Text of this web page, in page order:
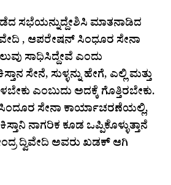
ಸಭೆಯನ್ನುದ್ದೇಶಿಸಿ ಮಾತನಾಡಿದ
, ಆಪರೇಷನ್‌ ಸಿಂಧೂರ ಸೇನಾ
ಸಾಧಿಸಿದ್ದೇವೆ ಎಂದು
ಸೇನೆ, ಸುಳ್ಳನ್ನು ಹೇಗೆ, ಎಲ್ಲಿ ಮತ್ತು
ಎಂಬುದು ಅದಕ್ಕೆ ಗೊತ್ತಿರಬೇಕು.
ಸೇನಾ ಕಾರ್ಯಾಚರಣೆಯಲ್ಲಿ,
ನಾಗರಿಕ ಕೂಡ ಒಪ್ಪಿಕೊಳ್ಳುತ್ತಾನೆ
ದ್ವಿವೇದಿ ಅವರು ಖಡಕ್ ಆಗಿ